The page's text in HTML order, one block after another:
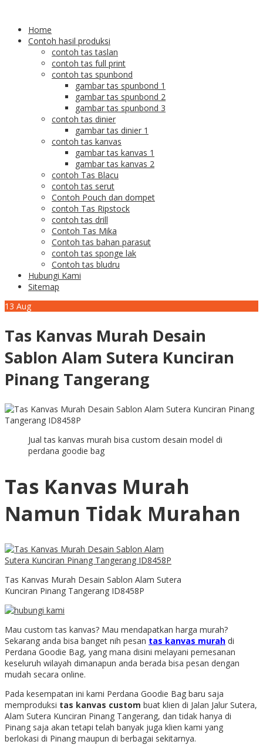
Home
Contoh hasil produksi
contoh tas taslan
contoh tas full print
contoh tas spunbond
gambar tas spunbond 1
gambar tas spunbond 2
gambar tas spunbond 3
contoh tas dinier
gambar tas dinier 1
contoh tas kanvas
gambar tas kanvas 1
gambar tas kanvas 2
contoh Tas Blacu
contoh tas serut
Contoh Pouch dan dompet
contoh Tas Ripstock
contoh tas drill
Contoh Tas Mika
Contoh tas bahan parasut
contoh tas sponge lak
Contoh tas bludru
Hubungi Kami
Sitemap
13 Aug
Tas Kanvas Murah Desain
Sablon Alam Sutera Kunciran
Pinang Tangerang
Jual tas kanvas murah bisa custom desain model di
perdana goodie bag
Tas Kanvas Murah
Namun Tidak Murahan
Tas Kanvas Murah Desain Sablon Alam Sutera
Kunciran Pinang Tangerang ID8458P
Mau custom tas kanvas? Mau mendapatkan harga murah?
Sekarang anda bisa banget nih pesan tas kanvas murah di
Perdana Goodie Bag, yang mana disini melayani pemesanan
keseluruh wilayah dimanapun anda berada bisa pesan dengan
mudah secara online.
Pada kesempatan ini kami Perdana Goodie Bag baru saja
memproduksi tas kanvas custom buat klien di Jalan Jalur Sutera,
Alam Sutera Kunciran Pinang Tangerang, dan tidak hanya di
Pinang saja akan tetapi telah banyak juga klien kami yang
berlokasi di Pinang maupun di berbagai sekitarnya.